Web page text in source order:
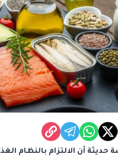
أن الالتزام بالنظام